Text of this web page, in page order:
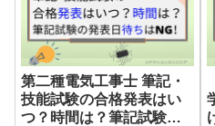
第二種電気工事士 筆記・
技能試験の合格発表はい
つ？時間は？筆記試験の